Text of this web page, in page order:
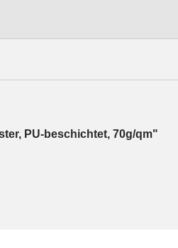
PU-beschichtet, 70g/qm"